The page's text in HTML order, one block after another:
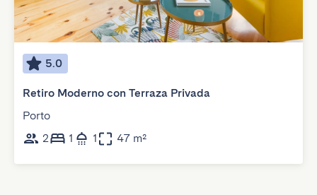
5.0
Retiro Moderno con Terraza Privada
Porto
2
1 1 47 m²